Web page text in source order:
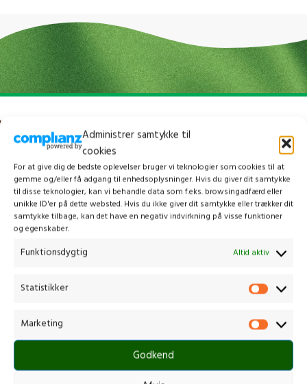
Administrer samtykke til
cookies
For at give dig de bedste oplevelser bruger vi teknologier som cookies til at
gemme og/eller få adgang til enhedsoplysninger. Hvis du giver dit samtykke
til disse teknologier, kan vi behandle data som f.eks. browsingadfærd eller
unikke ID'er på dette websted. Hvis du ikke giver dit samtykke eller trækker dit
samtykke tilbage, kan det have en negativ indvirkning på visse funktioner
og egenskaber.
Funktionsdygtig Altid aktiv
Statistikker
Marketing
Godkend
Kontakt os
Gammelmark 1, 6630 Rødding
+45 7484 5090
CVR.: 17679082